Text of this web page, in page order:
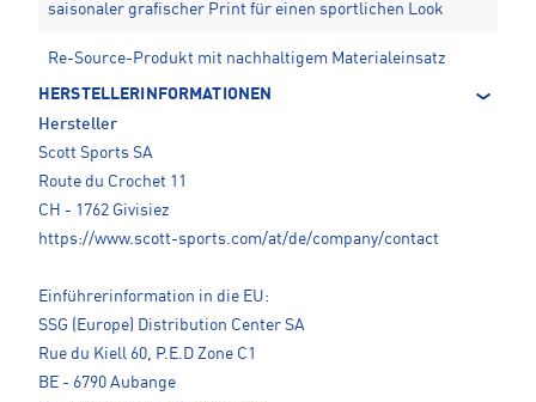
saisonaler grafischer Print für einen sportlichen Look
Re-Source-Produkt mit nachhaltigem Materialeinsatz
HERSTELLERINFORMATIONEN
Hersteller
Scott Sports SA
Route du Crochet 11
CH - 1762 Givisiez
https://www.scott-sports.com/at/de/company/contact
Einführerinformation in die EU:
SSG (Europe) Distribution Center SA
Rue du Kiell 60, P.E.D Zone C1
BE - 6790 Aubange